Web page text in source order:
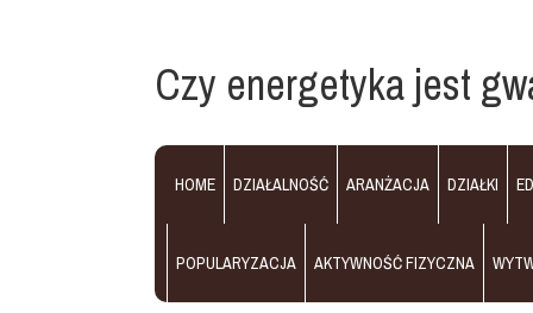
Czy energetyka jest
HOME DZIAŁALNOŚĆ ARANŻACJA DZIAŁKI
POPULARYZACJA AKTYWNOŚĆ FIZYCZNA